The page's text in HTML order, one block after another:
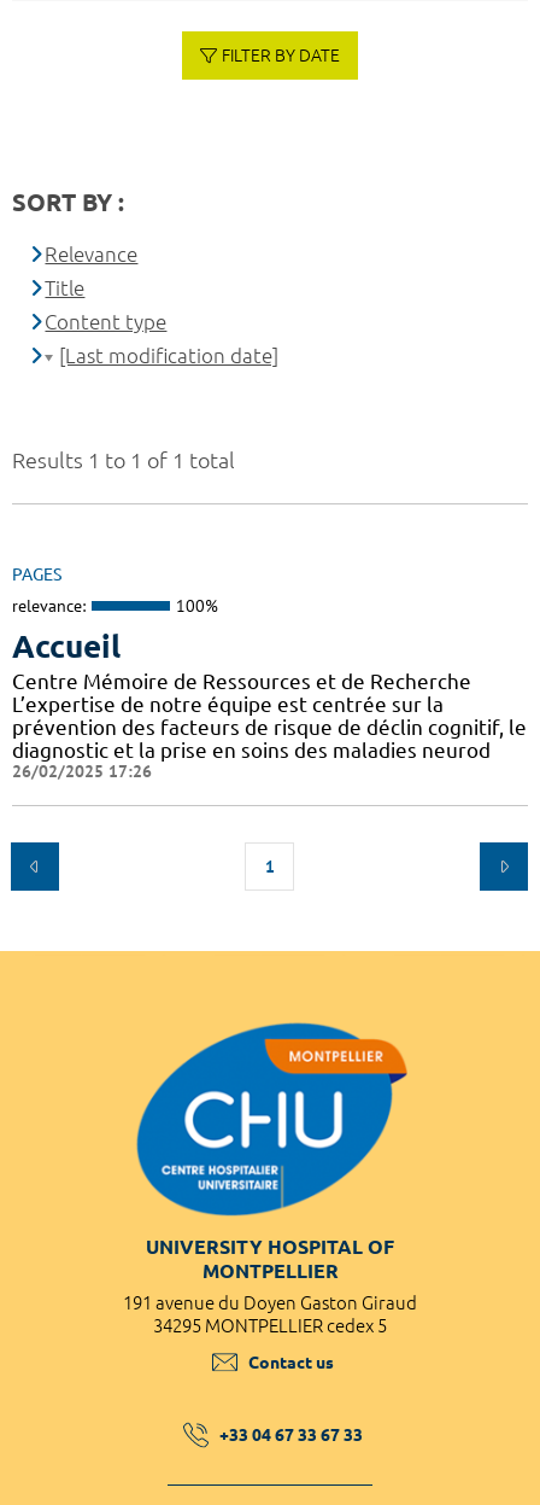
Results 1 to 1 of 1 total
PAGES
relevance: 100%
Accueil
Centre Mémoire de Ressources et de Recherche
L’expertise de notre équipe est centrée sur la
prévention des facteurs de risque de déclin cognitif, le
diagnostic et la prise en soins des maladies neurod
26/02/2025 17:26
1
FILTER BY DATE
SORT BY :
Relevance
Title
Content type
[Last modification date]
UNIVERSITY HOSPITAL OF
MONTPELLIER
191 avenue du Doyen Gaston Giraud
34295 MONTPELLIER cedex 5
Contact us
+33 04 67 33 67 33